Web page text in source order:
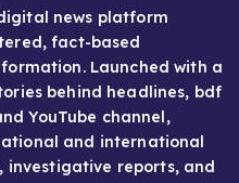
news platform
fact-based
Launched with a
behind headlines, bdf
YouTube channel,
and international
investigative reports, and